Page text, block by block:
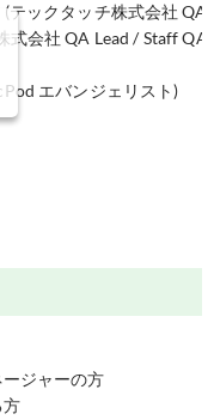
テックタッチ株式会社 QA
会社 QA Lead / Staff QA
エバンジェリスト)
ジャーの方
方